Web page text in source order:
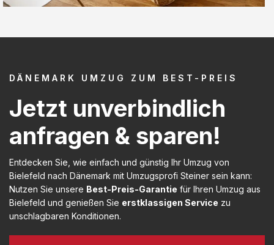
DÄNEMARK UMZUG ZUM BEST-PREIS
Jetzt unverbindlich
anfragen & sparen!
Entdecken Sie, wie einfach und günstig Ihr Umzug von
Bielefeld nach Dänemark mit Umzugsprofi Steiner sein kann:
Nutzen Sie unsere Best-Preis-Garantie für Ihren Umzug aus
Bielefeld und genießen Sie erstklassigen Service zu
unschlagbaren Konditionen.